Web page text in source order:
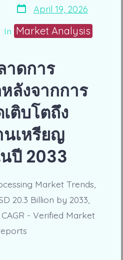
Post
date
April 19, 2026
In Market Analysis
ดการ
ลังจากการ
ติบโตถึง
เหรียญ
ปี 2033